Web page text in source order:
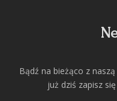
Bądź na bieżąco z
już dziś zapisz